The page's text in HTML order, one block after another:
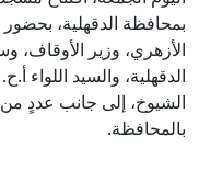
بمحافظة الدقهلية، بحضور
الأزهري، وزير الأوقاف،
الدقهلية، والسيد
الشيوخ، إلى جانب عددٍ من
بالمحافظة.